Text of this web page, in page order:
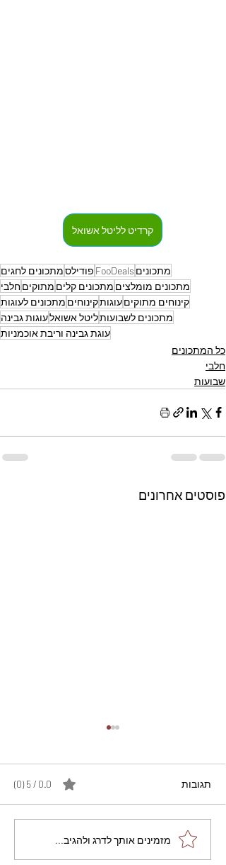
קרדיט לליטל אשואל
מתכונים FooDeals פודילסמתכונים לחגים
מתכונים מומלצים מתכונים קלים מתוקיםחלבי
קינוחים מתוקיםעוגותקינוחים מתכונים לעוגות
מתכונים לשבועותליטל אשואלעוגות גבינה
עוגת גבינה וריבת אוכמניות
כל המתכונים
חלבי
שבועות
פוסטים אחרונים
מתכון מנצח עוגת מייפל
שוקולד בחושה וקלה - זיוה
תגובות 0.0 / 5 ‏(0)
מזמינים אותך לדרג ולהגיב...